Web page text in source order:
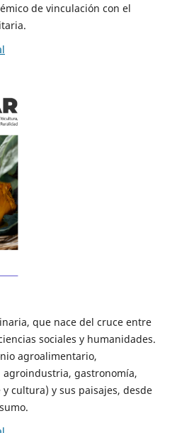
de vinculación con el
que nace del cruce entre
sociales y humanidades.
agroalimentario,
gastronomía,
cultura) y sus paisajes, desde